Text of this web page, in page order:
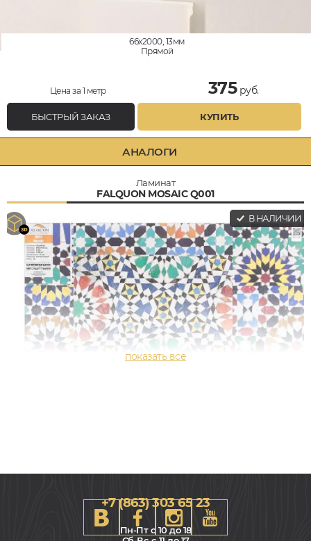
66x2000, 13мм
Прямой
Цена за 1 метр 375руб.
БЫСТРЫЙ ЗАКАЗ КУПИТЬ
АНАЛОГИ
Ламинат
FALQUON MOSAIC Q001
В НАЛИЧИИ
+7 (863) 303 65 23
Пн-Пт с 10 до 18